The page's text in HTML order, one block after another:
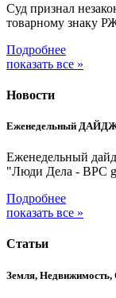
Суд признал
товарному знаку
Подробнее
показать все »
Новости
Еженедельный
Еженедельный
"Люди Дела - BPC
Подробнее
показать все »
Статьи
Земля, Недвижимость,